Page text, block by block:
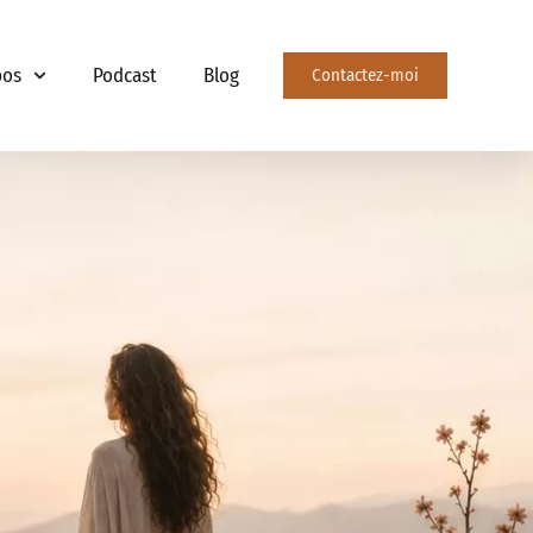
Podcast Blog Contactez-moi